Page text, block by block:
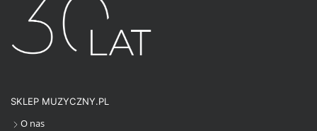
SKLEP MUZYCZNY.PL
O nas